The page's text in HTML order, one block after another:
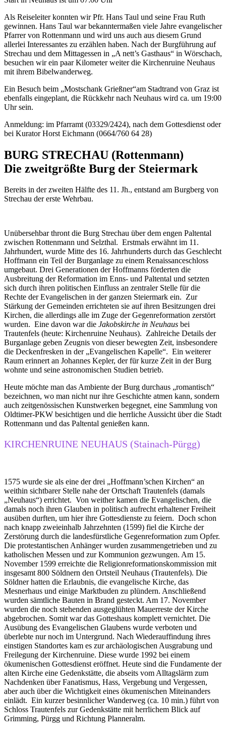
Als Reiseleiter konnten wir Pfr. Hans Taul und seine Frau Ruth
gewinnen. Hans Taul war bekanntermaßen viele Jahre evangelischer
Pfarrer von Rottenmann und wird uns auch aus diesem Grund
allerlei Interessantes zu erzählen haben. Nach der Burgführung auf
Strechau und dem Mittagessen in „A nett’s Gasthaus“ in Wörschach,
besuchen wir ein paar Kilometer weiter die Kirchenruine Neuhaus
mit ihrem Bibelwanderweg.
Ein Besuch beim „Mostschank Grießner“am Stadtrand von Graz ist
ebenfalls eingeplant, die Rückkehr nach Neuhaus wird ca. um 19:00
Uhr sein.
Anmeldung: im Pfarramt (03329/2424), nach dem Gottesdienst oder
bei Kurator Horst Eichmann (0664/760 64 28)
BURG STRECHAU (Rottenmann)
Die zweitgrößte Burg der Steiermark
Bereits in der zweiten Hälfte des 11. Jh., entstand am Burgberg von
Strechau der erste Wehrbau.
Unübersehbar thront die Burg Strechau über dem engen Paltental
zwischen Rottenmann und Selzthal. Erstmals erwähnt im 11.
Jahrhundert, wurde Mitte des 16. Jahrhunderts durch das Geschlecht
Hoffmann ein Teil der Burganlage zu einem Renaissanceschloss
umgebaut. Drei Generationen der Hoffmanns förderten die
Ausbreitung der Reformation im Enns- und Paltental und setzten
sich durch ihren politischen Einfluss an zentraler Stelle für die
Rechte der Evangelischen in der ganzen Steiermark ein. Zur
Stärkung der Gemeinden errichteten sie auf ihren Besitzungen drei
Kirchen, die allerdings alle im Zuge der Gegenreformation zerstört
wurden. Eine davon war die Jakobskirche in Neuhaus bei
Trautenfels (heute: Kirchenruine Neuhaus). Zahlreiche Details der
Burganlage geben Zeugnis von dieser bewegten Zeit, insbesondere
die Deckenfresken in der „Evangelischen Kapelle“. Ein weiterer
Raum erinnert an Johannes Kepler, der für kurze Zeit in der Burg
wohnte und seine astronomischen Studien betrieb.
Heute möchte man das Ambiente der Burg durchaus „romantisch“
bezeichnen, wo man nicht nur ihre Geschichte atmen kann, sondern
auch zeitgenössischen Kunstwerken begegnet, eine Sammlung von
Oldtimer-PKW besichtigen und die herrliche Aussicht über die Stadt
Rottenmann und das Paltental genießen kann.
KIRCHENRUINE NEUHAUS (Stainach-Pürgg)
1575 wurde sie als eine der drei „Hoffmann’schen Kirchen“ an
weithin sichtbarer Stelle nahe der Ortschaft Trautenfels (damals
„Neuhaus“) errichtet. Von weither kamen die Evangelischen, die
damals noch ihren Glauben in politisch aufrecht erhaltener Freiheit
ausüben durften, um hier ihre Gottesdienste zu feiern. Doch schon
nach knapp zweieinhalb Jahrzehnten (1599) fiel die Kirche der
Zerstörung durch die landesfürstliche Gegenreformation zum Opfer.
Die protestantischen Anhänger wurden zusammengetrieben und zu
katholischen Messen und zur Kommunion gezwungen. Am 15.
November 1599 erreichte die Religionreformationskommission mit
insgesamt 800 Söldnern den Ortsteil Neuhaus (Trautenfels). Die
Söldner hatten die Erlaubnis, die evangelische Kirche, das
Mesnerhaus und einige Marktbuden zu plündern. Anschließend
wurden sämtliche Bauten in Brand gesteckt. Am 17. November
wurden die noch stehenden ausgeglühten Mauerreste der Kirche
abgebrochen. Somit war das Gotteshaus komplett vernichtet. Die
Ausübung des Evangelischen Glaubens wurde verboten und
überlebte nur noch im Untergrund. Nach Wiederauffindung ihres
einstigen Standortes kam es zur archäologischen Ausgrabung und
Freilegung der Kirchenruine. Diese wurde 1992 bei einem
ökumenischen Gottesdienst eröffnet. Heute sind die Fundamente der
alten Kirche eine Gedenkstätte, die abseits vom Alltagslärm zum
Nachdenken über Fanatismus, Hass, Vergebung und Vergessen,
aber auch über die Wichtigkeit eines ökumenischen Miteinanders
einlädt. Ein kurzer besinnlicher Wanderweg (ca. 10 min.) führt von
Schloss Trautenfels zur Gedenkstätte mit herrlichem Blick auf
Grimming, Pürgg und Richtung Planneralm.